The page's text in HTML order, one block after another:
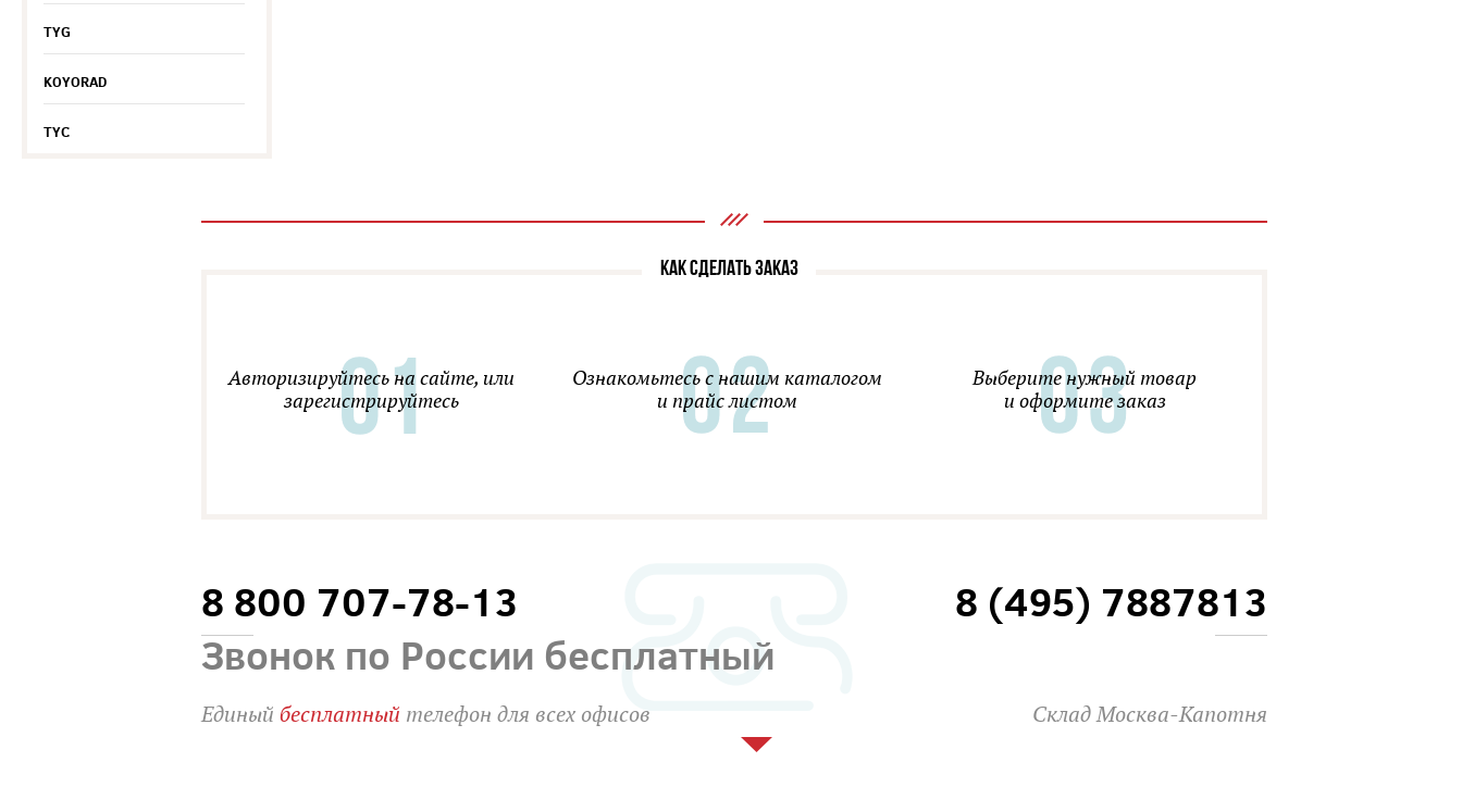
TYG
KOYORAD
TYC
КАК СДЕЛАТЬ ЗАКАЗ
Авторизируйтесь на сайте, или
зарегистрируйтесь
Ознакомьтесь с нашим каталогом
и прайс листом
Выберите нужный товар
и оформите заказ
8 800 707-78-13
Звонок по России бесплатный
8 (495) 7887813
Единыйбесплатный телефон для всех офисов Склад Москва-Капотня